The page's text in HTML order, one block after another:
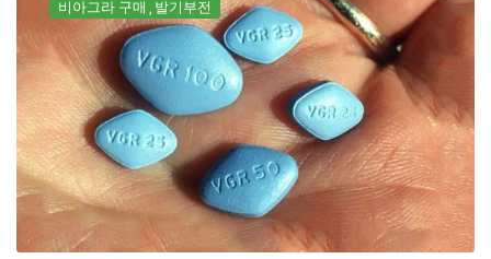
비아그라 구매 발기부전